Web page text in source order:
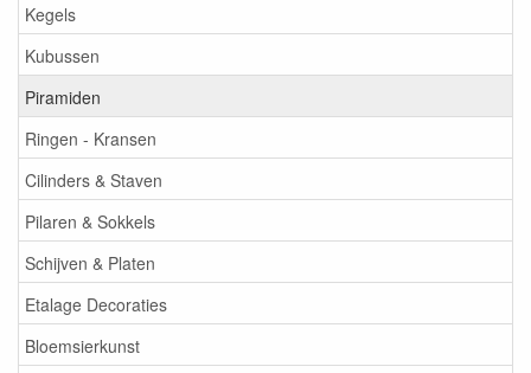
Kegels
Kubussen
Piramiden
Ringen - Kransen
Cilinders & Staven
Pilaren & Sokkels
Schijven & Platen
Etalage Decoraties
Bloemsierkunst